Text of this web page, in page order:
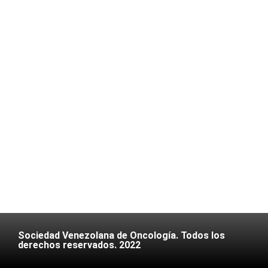
Sociedad Venezolana de Oncología. Todos los
derechos reservados. 2022